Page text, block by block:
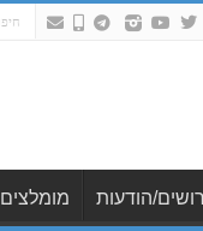
הודעות מומלצים